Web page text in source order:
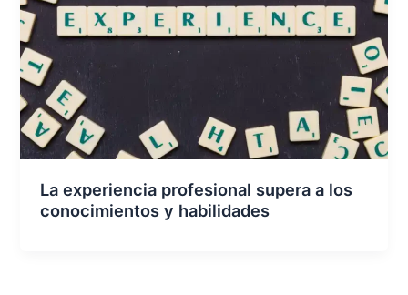
La experiencia profesional supera a los
conocimientos y habilidades